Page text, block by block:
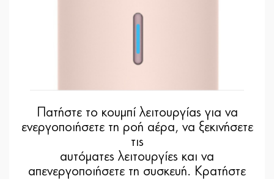
Πατήστε το κουμπί λειτουργίας για να
ενεργοποιήσετε τη ροή αέρα, να ξεκινήσετε
τις
αυτόματες λειτουργίες και να
απενεργοποιήσετε τη συσκευή. Κρατήστε